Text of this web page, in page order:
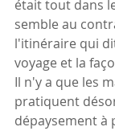
était tout dans
semble au
l'itinéraire qui
voyage et la
Il n'y a que les
pratiquent
dépaysement à